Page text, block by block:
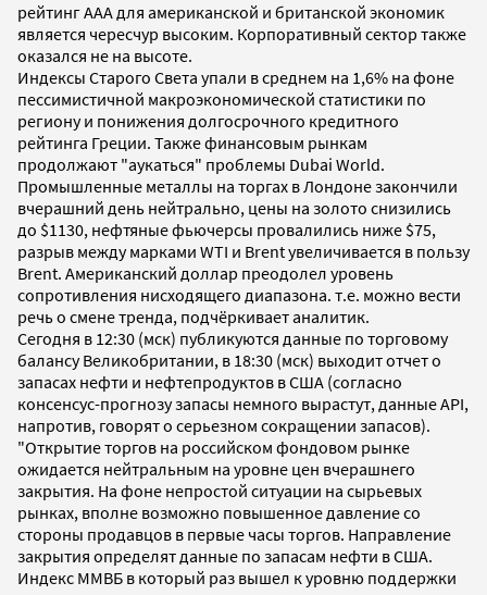
рейтинг ААА для американской и британской экономик
является чересчур высоким. Корпоративный сектор также
оказался не на высоте.
Индексы Старого Света упали в среднем на 1,6% на фоне
пессимистичной макроэкономической статистики по
региону и понижения долгосрочного кредитного
рейтинга Греции. Также финансовым рынкам
продолжают "аукаться" проблемы Dubai World.
Промышленные металлы на торгах в Лондоне закончили
вчерашний день нейтрально, цены на золото снизились
до $1130, нефтяные фьючерсы провалились ниже $75,
разрыв между марками WTI и Brent увеличивается в пользу
Brent. Американский доллар преодолел уровень
сопротивления нисходящего диапазона. т.е. можно вести
речь о смене тренда, подчёркивает аналитик.
Сегодня в 12:30 (мск) публикуются данные по торговому
балансу Великобритании, в 18:30 (мск) выходит отчет о
запасах нефти и нефтепродуктов в США (согласно
консенсус-прогнозу запасы немного вырастут, данные API,
напротив, говорят о серьезном сокращении запасов).
"Открытие торгов на российском фондовом рынке
ожидается нейтральным на уровне цен вчерашнего
закрытия. На фоне непростой ситуации на сырьевых
рынках, вполне возможно повышенное давление со
стороны продавцов в первые часы торгов. Направление
закрытия определят данные по запасам нефти в США.
Индекс ММВБ в который раз вышел к уровню поддержки